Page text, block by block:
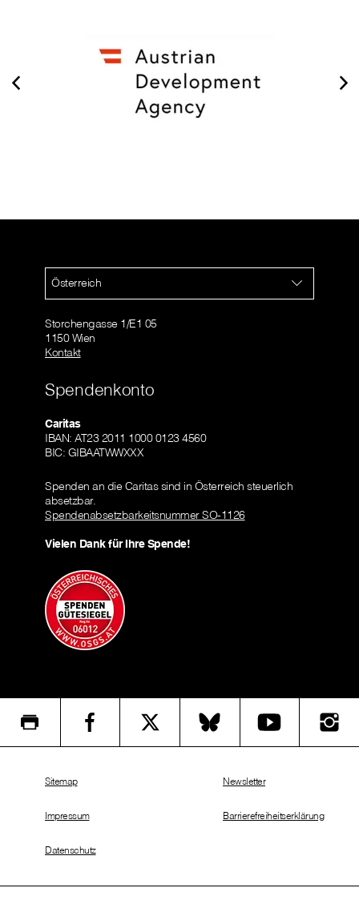
Österreich
Storchengasse 1/E1 05
1150 Wien
Kontakt
Spendenkonto
Caritas
IBAN: AT23 2011 1000 0123 4560
BIC: GIBAATWWXXX
Spenden an die Caritas sind in Österreich steuerlich
absetzbar.
Spendenabsetzbarkeitsnummer SO-1126
Vielen Dank für Ihre Spende!
Sitemap
Impressum
Datenschutz
Newsletter
Barrierefreiheitserklärung